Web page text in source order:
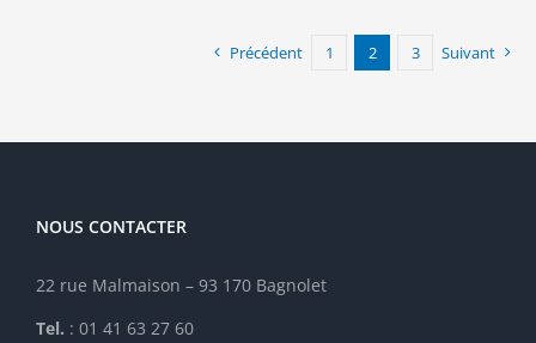
Précédent 1 2 3 Suivant
NOUS CONTACTER
22 rue Malmaison – 93 170 Bagnolet
Tel. : 01 41 63 27 60